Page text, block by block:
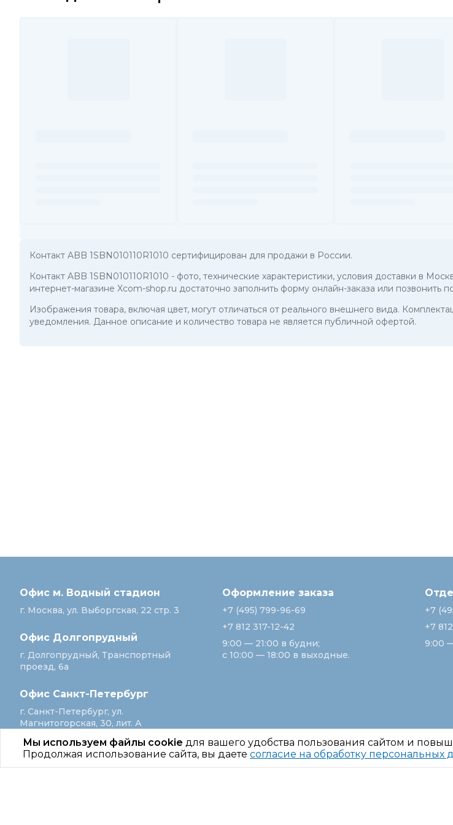
Мы используем файлы cookie для вашего удобства пользования сайтом и
Продолжая использование сайта, вы даете согласие на обработку персональных
Контакт ABB 1SBN010110R1010 сертифицирован для продажи в России.
Контакт ABB 1SBN010110R1010 - фото, технические характеристики, условия доставки в
интернет-магазине Xcom-shop.ru достаточно заполнить форму онлайн-заказа или позвонить
Изображения товара, включая цвет, могут отличаться от реального внешнего вида.
уведомления. Данное описание и количество товара не является публичной офертой.
Офис м. Водный стадион
г. Москва, ул. Выборгская, 22 стр. 3
Офис Долгопрудный
г. Долгопрудный, Транспортный
проезд, 6а
Офис Санкт‑Петербург
г. Санкт‑Петербург, ул.
Магнитогорская, 30, лит. А
Оформление заказа
+7 (495) 799-96-69
+7 812 317-12-42
9:00 — 21:00 в будни;
с 10:00 — 18:00 в выходные.
+7
+7
9:00